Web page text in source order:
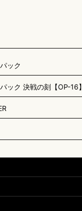
ック
ック 決戦の刻【OP-16】